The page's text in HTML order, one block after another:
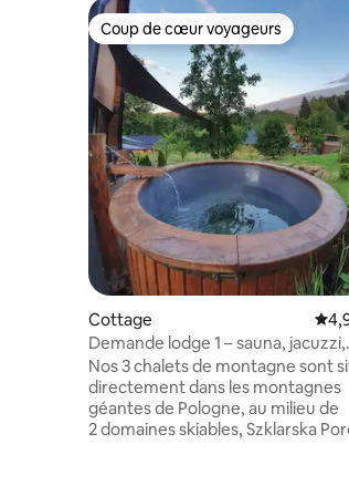
Coup de cœur voyageurs
Coup de cœur voyageurs
Cottage
Demande lodge 1 – sauna, jacuzzi,
terrasse, nature
Nos 3 chalets de montagne sont
directement dans les montagnes
géantes de Pologne, au milieu de
2 domaines skiables, Szklarska